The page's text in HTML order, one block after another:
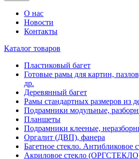
О нас
Новости
Контакты
Каталог товаров
Пластиковый багет
Готовые рамы для картин,
др.
Деревянный багет
Рамы стандартных размеров из
Подрамники модульные,
Планшеты
Подрамники клееные,
Оргалит (ДВП), фанера
Багетное стекло. Антибликовое
Акриловое стекло